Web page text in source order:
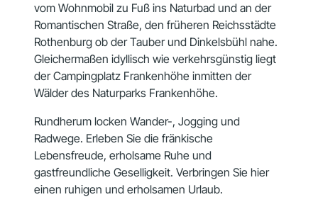
vom Wohnmobil zu Fuß ins Naturbad und an der
Romantischen Straße, den früheren Reichsstädte
Rothenburg ob der Tauber und Dinkelsbühl nahe.
Gleichermaßen idyllisch wie verkehrsgünstig liegt
der Campingplatz Frankenhöhe inmitten der
Wälder des Naturparks Frankenhöhe.
Rundherum locken Wander-, Jogging und
Radwege. Erleben Sie die fränkische
Lebensfreude, erholsame Ruhe und
gastfreundliche Geselligkeit. Verbringen Sie hier
einen ruhigen und erholsamen Urlaub.